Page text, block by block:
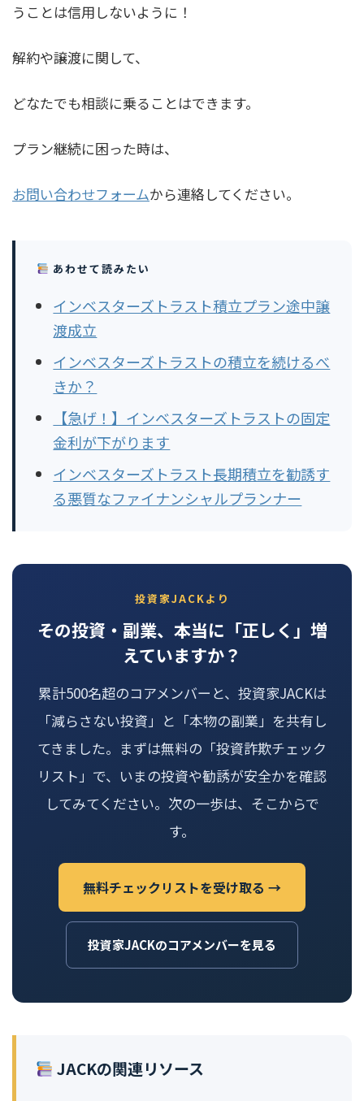
うことは信用しないように！
解約や譲渡に関して、
どなたでも相談に乗ることはできます。
プラン継続に困った時は、
お問い合わせフォームから連絡してください。
あわせて読みたい
インベスターズトラスト積立プラン途中譲
渡成立
インベスターズトラストの積立を続けるべ
きか？
【急げ！】インベスターズトラストの固定
金利が下がります
インベスターズトラスト長期積立を勧誘す
る悪質なファイナンシャルプランナー
投資家JACKより
その投資・副業、本当に「正しく」増
えていますか？
累計500名超のコアメンバーと、投資家JACKは
「減らさない投資」と「本物の副業」を共有し
てきました。まずは無料の「投資詐欺チェック
リスト」で、いまの投資や勧誘が安全かを確認
してみてください。次の一歩は、そこからで
す。
無料チェックリストを受け取る →
投資家JACKのコアメンバーを見る
JACKの関連リソース